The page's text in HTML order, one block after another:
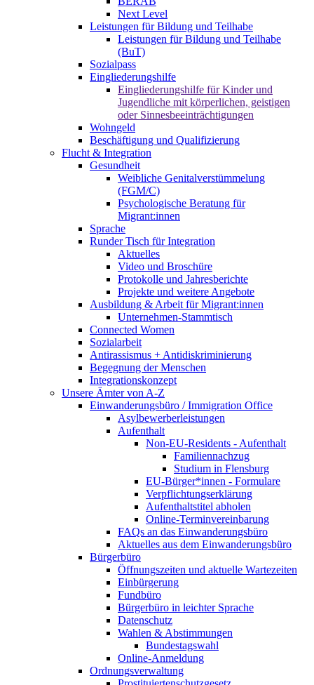
Next Level
Leistungen für Bildung und Teilhabe
Leistungen für Bildung und Teilhabe
(BuT)
Sozialpass
Eingliederungshilfe
Eingliederungshilfe für Kinder und
Jugendliche mit körperlichen, geistigen
oder Sinnesbeeinträchtigungen
Wohngeld
Beschäftigung und Qualifizierung
Flucht & Integration
Gesundheit
Weibliche Genitalverstümmelung
(FGM/C)
Psychologische Beratung für
Migrant:innen
Sprache
Runder Tisch für Integration
Aktuelles
Video und Broschüre
Protokolle und Jahresberichte
Projekte und weitere Angebote
Ausbildung & Arbeit für Migrant:innen
Unternehmen-Stammtisch
Connected Women
Sozialarbeit
Antirassismus + Antidiskriminierung
Begegnung der Menschen
Integrationskonzept
Unsere Ämter von A-Z
Einwanderungsbüro / Immigration Office
Asylbewerberleistungen
Aufenthalt
Non-EU-Residents - Aufenthalt
Familiennachzug
Studium in Flensburg
EU-Bürger*innen - Formulare
Verpflichtungserklärung
Aufenthaltstitel abholen
Online-Terminvereinbarung
FAQs an das Einwanderungsbüro
Aktuelles aus dem Einwanderungsbüro
Bürgerbüro
Öffnungszeiten und aktuelle Wartezeiten
Einbürgerung
Fundbüro
Bürgerbüro in leichter Sprache
Datenschutz
Wahlen & Abstimmungen
Bundestagswahl
Online-Anmeldung
Ordnungsverwaltung